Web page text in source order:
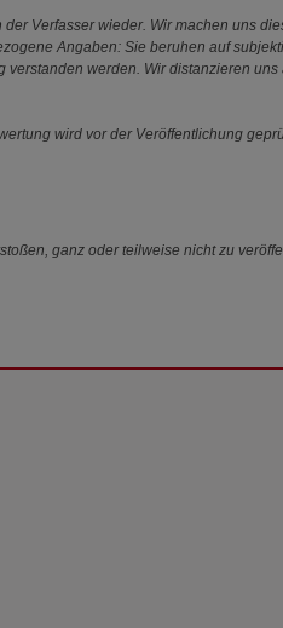
Verfasser wieder. Wir machen uns
Angaben: Sie beruhen auf
werden. Wir distanzieren
wird vor der Veröffentlichung
ganz oder teilweise nicht zu